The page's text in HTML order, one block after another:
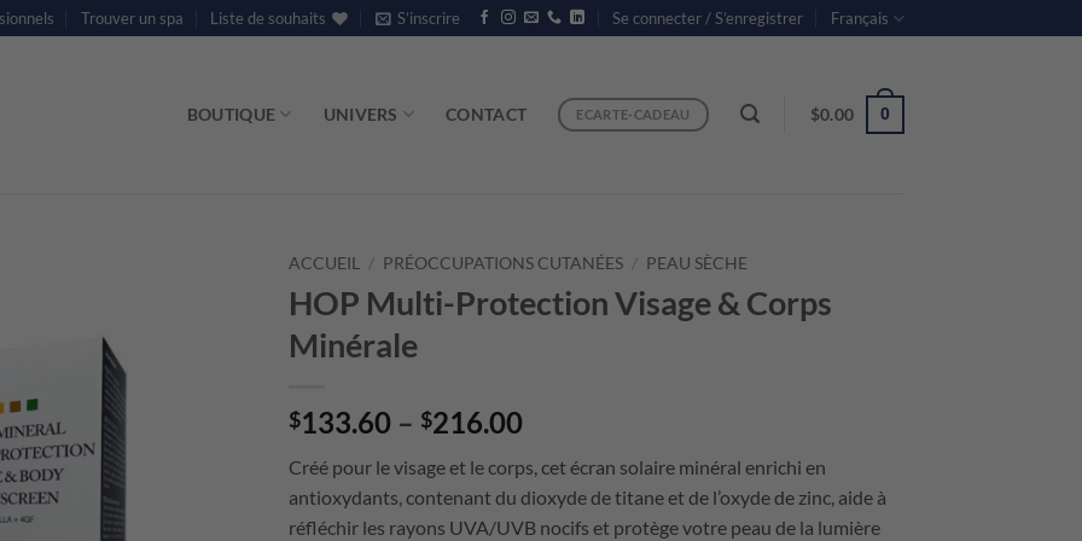
Trouver un spa Liste de souhaits S’inscrire Se connecter / S’enregistrer Français
BOUTIQUE UNIVERS CONTACT ECARTE-CADEAU $0.00 0
ACCUEIL / PRÉOCCUPATIONS CUTANÉES / PEAU SÈCHE
HOP Multi-Protection Visage & Corps
Minérale
$133.60 – $216.00Price
$133.60
through
Créé pour le visage et le corps, cet écran solaire minéral enrichi en
antioxydants, contenant du dioxyde de titane et de l’oxyde de zinc, aide à
réfléchir les rayons UVA/UVB nocifs et protège votre peau de la lumière